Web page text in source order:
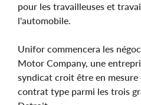
pour les travailleuses et
l'automobile.
Unifor commencera les
Motor Company, une
syndicat croit être en
contrat type parmi les trois